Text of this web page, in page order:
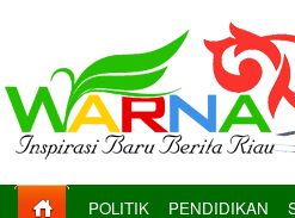
POLITIK PENDIDIKAN